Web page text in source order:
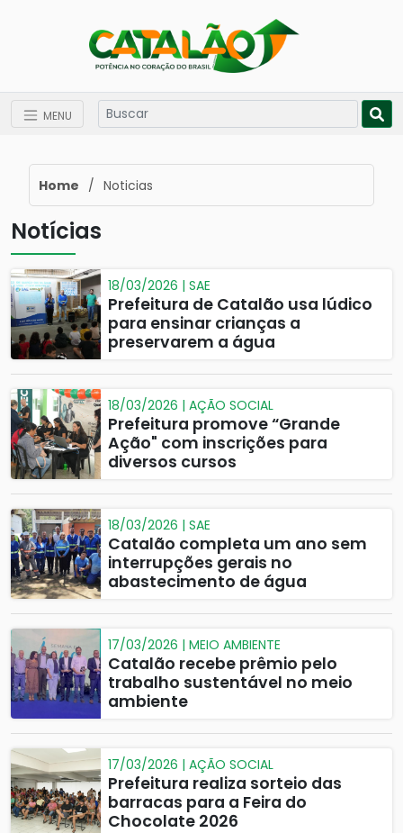
MENU
Home / Noticias
Notícias
18/03/2026 | SAE
Prefeitura de Catalão usa lúdico
para ensinar crianças a
preservarem a água
18/03/2026 | AÇÃO SOCIAL
Prefeitura promove “Grande
Ação" com inscrições para
diversos cursos
18/03/2026 | SAE
Catalão completa um ano sem
interrupções gerais no
abastecimento de água
17/03/2026 | MEIO AMBIENTE
Catalão recebe prêmio pelo
trabalho sustentável no meio
ambiente
17/03/2026 | AÇÃO SOCIAL
Prefeitura realiza sorteio das
barracas para a Feira do
Chocolate 2026